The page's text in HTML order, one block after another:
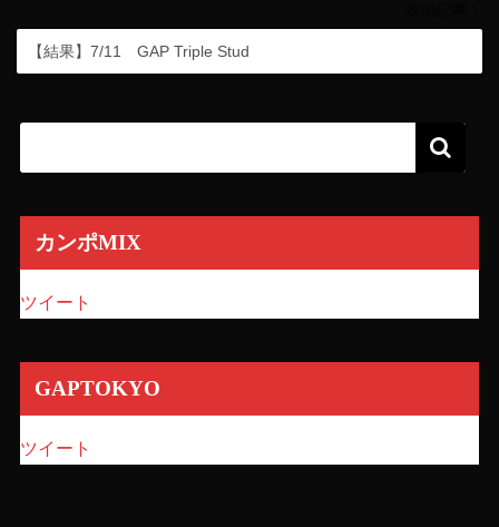
【結果】7/11 GAP Triple Stud
カンポMIX
ツイート
GAPTOKYO
ツイート